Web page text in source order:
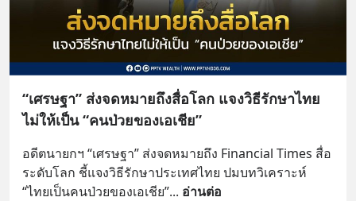
“เศรษฐา” ส่งจดหมายถึงสื่อโลก แจงวิธีรักษาไทย
ไม่ให้เป็น “คนป่วยของเอเชีย”
อดีตนายกฯ “เศรษฐา” ส่งจดหมายถึง Financial Times สื่อ
ระดับโลก ชี้แจงวิธีรักษาประเทศไทย ปมบทวิเคราะห์
“ไทยเป็นคนป่วยของเอเชีย”... อ่านต่อ